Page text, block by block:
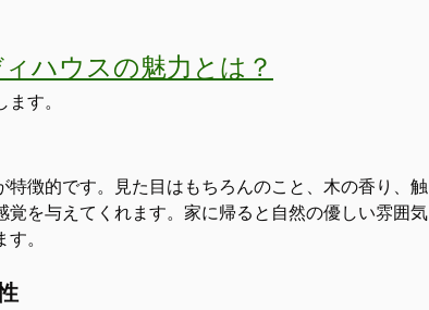
ハウスの魅力とは？
す。
徴的です。見た目はもちろんのこと、木の香り、触
を与えてくれます。家に帰ると自然の優しい雰囲気
。